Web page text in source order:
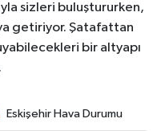
sizleri buluştururken,
getiriyor. Şatafattan
bir altyapı
Eskişehir Hava Durumu